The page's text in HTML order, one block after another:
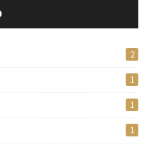
2
1
1
1